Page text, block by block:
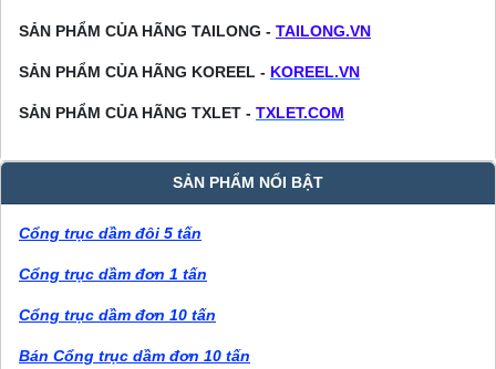
SẢN PHẨM CỦA HÃNG TAILONG - TAILONG.VN
SẢN PHẨM CỦA HÃNG KOREEL - KOREEL.VN
SẢN PHẨM CỦA HÃNG TXLET - TXLET.COM
SẢN PHẨM NỔI BẬT
Cổng trục dầm đôi 5 tấn
Cổng trục dầm đơn 1 tấn
Cổng trục dầm đơn 10 tấn
Bán Cổng trục dầm đơn 10 tấn